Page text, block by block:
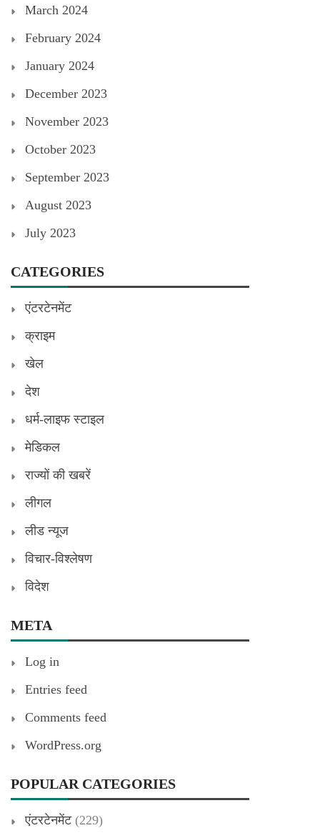
March 2024
February 2024
January 2024
December 2023
November 2023
October 2023
September 2023
August 2023
July 2023
CATEGORIES
एंटरटेनमेंट
क्राइम
खेल
देश
धर्म-लाइफ स्टाइल
मेडिकल
राज्यों की खबरें
लीगल
लीड न्यूज
विचार-विश्लेषण
विदेश
META
Log in
Entries feed
Comments feed
WordPress.org
POPULAR CATEGORIES
एंटरटेनमेंट(229)